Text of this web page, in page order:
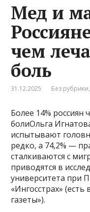
Мед и
чем
боль
31.12.2025 Без рубрики,
Более 14%
болиОльга
испытывают
редко, а 74,2% —
сталкиваются с
приводятся в
университета при
«Ингосстрах»
газеты»).